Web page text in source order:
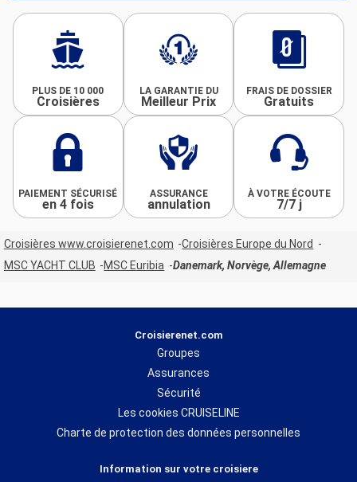
PLUS DE 10 000
Croisières
LA GARANTIE DU
Meilleur Prix
FRAIS DE DOSSIER
Gratuits
PAIEMENT SÉCURISÉ
en 4 fois
ASSURANCE
annulation
À VOTRE ÉCOUTE
7/7 j
Croisières www.croisierenet.com
Croisières Europe du Nord
MSC YACHT CLUB
MSC Euribia Danemark, Norvège, Allemagne
Croisierenet.com
Groupes
Assurances
Sécurité
Les cookies CRUISELINE
Charte de protection des données personnelles
Information sur votre croisiere